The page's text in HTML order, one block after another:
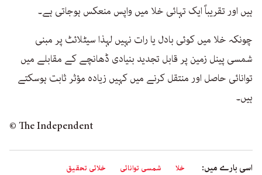
ہیں اور تقریباً ایک تہائی خلا میں واپس منعکس ہوجاتی ہے۔
چونکہ خلا میں کوئی بادل یا رات نہیں لہذا سیٹلائٹ پر مبنی
شمسی پینل زمین پر قابل تجدید بنیادی ڈھانچے کے مقابلے میں
توانائی حاصل اور منتقل کرنے میں کہیں زیادہ مؤثر ثابت ہوسکتے
ہیں۔
© The Independent
اسی بارے میں: خلا شمسی توانائی خلائی تحقیق